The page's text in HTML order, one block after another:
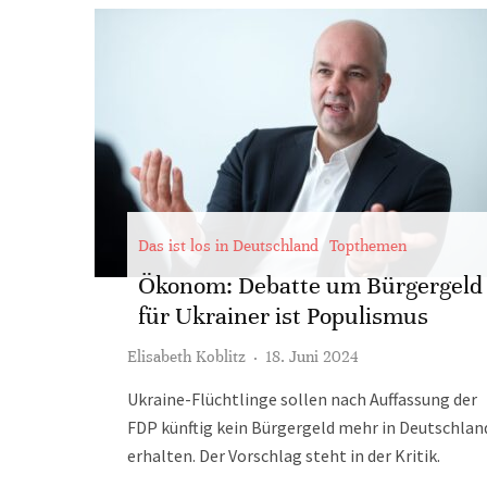
Das ist los in Deutschland Topthemen
Ökonom: Debatte um Bürgergeld
für Ukrainer ist Populismus
Elisabeth Koblitz · 18. Juni 2024
Ukraine-Flüchtlinge sollen nach Auffassung der
FDP künftig kein Bürgergeld mehr in
erhalten. Der Vorschlag steht in der Kritik.